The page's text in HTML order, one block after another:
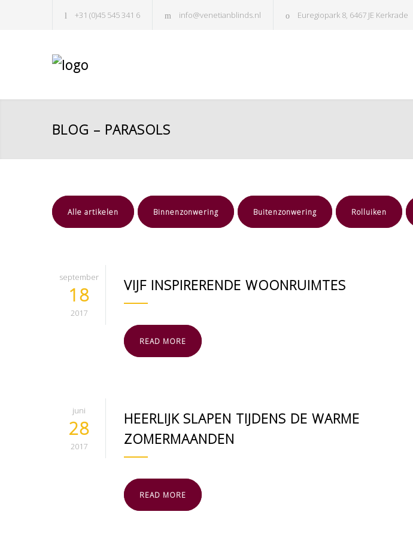
+31 (0)45 545 341 6 info@venetianblinds.nl Euregiopark 8, 6467 JE Kerkrade
BLOG – PARASOLS
Alle artikelen Binnenzonwering Buitenzonwering Rolluiken
september
18
2017
VIJF INSPIRERENDE WOONRUIMTES
READ MORE
juni
28
2017
HEERLIJK SLAPEN TIJDENS DE WARME
ZOMERMAANDEN
READ MORE